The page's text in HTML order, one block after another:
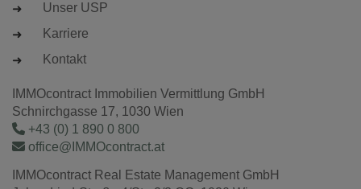
Unser USP
Karriere
Kontakt
IMMOcontract Immobilien Vermittlung GmbH
Schnirchgasse 17, 1030 Wien
+43 (0) 1 890 0 800
office@IMMOcontract.at
IMMOcontract Real Estate Management GmbH